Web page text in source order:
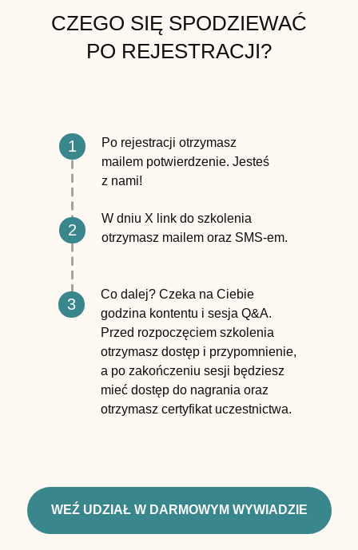
CZEGO SIĘ SPODZIEWAĆ
PO REJESTRACJI?
Po rejestracji otrzymasz
mailem potwierdzenie. Jesteś
z nami!
W dniu X link do szkolenia
otrzymasz mailem oraz SMS-em.
1
2
Co dalej? Czeka na Ciebie
godzina kontentu i sesja Q&A.
Przed rozpoczęciem szkolenia
otrzymasz dostęp i przypomnienie,
a po zakończeniu sesji będziesz
mieć dostęp do nagrania oraz
otrzymasz certyfikat uczestnictwa.
3
WEŹ UDZIAŁ W DARMOWYM WYWIADZIE